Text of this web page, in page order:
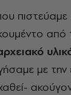
πιστεύαμε
από
με